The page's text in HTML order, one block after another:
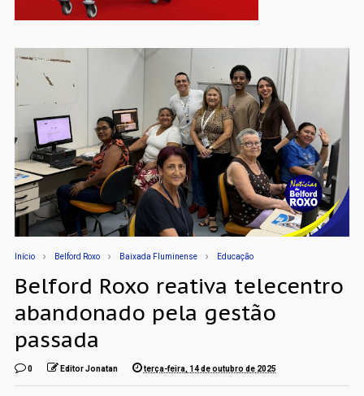
Início Belford Roxo Baixada Fluminense Educação
Belford Roxo reativa telecentro
abandonado pela gestão
passada
0 Editor Jonatan terça-feira, 14 de outubro de 2025